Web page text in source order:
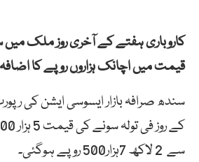
کاروباری ہفتے کے آخری روز ملک میں
قیمت میں اچانک ہزاروں روپے کا
سندھ صرافہ بازار ایسوسی ایشن کی
سے 2 لاکھ 7ہزار500 روپے ہوگئی۔